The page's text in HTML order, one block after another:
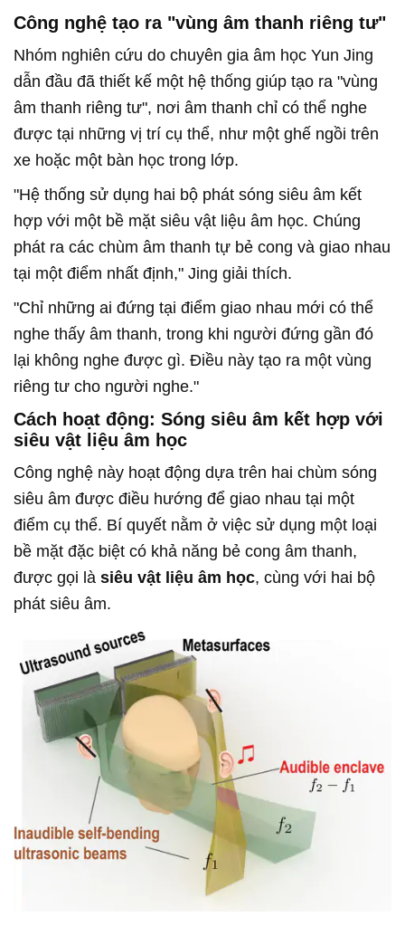
Công nghệ tạo ra "vùng âm thanh riêng tư"
Nhóm nghiên cứu do chuyên gia âm học Yun Jing
dẫn đầu đã thiết kế một hệ thống giúp tạo ra "vùng
âm thanh riêng tư", nơi âm thanh chỉ có thể nghe
được tại những vị trí cụ thể, như một ghế ngồi trên
xe hoặc một bàn học trong lớp.
"Hệ thống sử dụng hai bộ phát sóng siêu âm kết
hợp với một bề mặt siêu vật liệu âm học. Chúng
phát ra các chùm âm thanh tự bẻ cong và giao nhau
tại một điểm nhất định," Jing giải thích.
"Chỉ những ai đứng tại điểm giao nhau mới có thể
nghe thấy âm thanh, trong khi người đứng gần đó
lại không nghe được gì. Điều này tạo ra một vùng
riêng tư cho người nghe."
Cách hoạt động: Sóng siêu âm kết hợp với
siêu vật liệu âm học
Công nghệ này hoạt động dựa trên hai chùm sóng
siêu âm được điều hướng để giao nhau tại một
điểm cụ thể. Bí quyết nằm ở việc sử dụng một loại
bề mặt đặc biệt có khả năng bẻ cong âm thanh,
được gọi là siêu vật liệu âm học, cùng với hai bộ
phát siêu âm.